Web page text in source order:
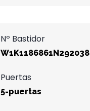
Nº Bastidor
W1K1186861N292038
Puertas
5-puertas